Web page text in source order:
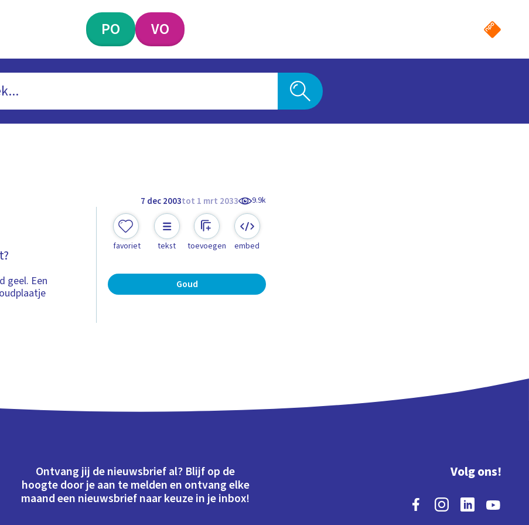
PO VO
7 dec 2003tot 1 mrt 2033 9.9k
geel. Een
favoriet tekst toevoegen embed
Goud
Ontvang jij de nieuwsbrief al? Blijf op de
hoogte door je aan te melden en ontvang elke
maand een nieuwsbrief naar keuze in je inbox!
Volg ons!